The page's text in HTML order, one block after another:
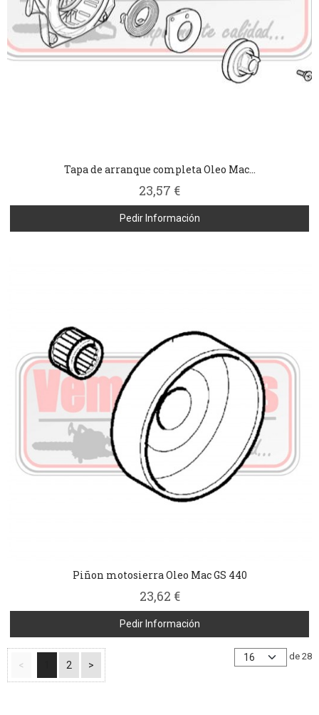
Tapa de arranque completa Oleo Mac...
23,57 €
Pedir Información
Piñon motosierra Oleo Mac GS 440
23,62 €
Pedir Información
< 2 >
de 28